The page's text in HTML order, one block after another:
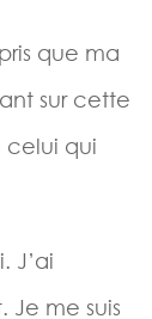
que ma
sur cette
celui qui
J’ai
Je me suis